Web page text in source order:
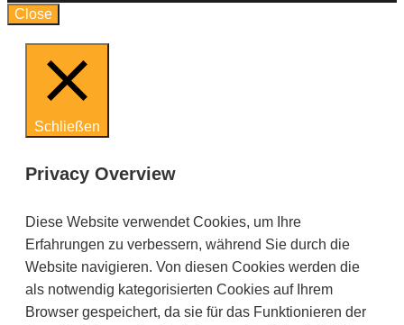
Close
Schließen
Privacy Overview
Diese Website verwendet Cookies, um Ihre
Erfahrungen zu verbessern, während Sie durch die
Website navigieren. Von diesen Cookies werden die
als notwendig kategorisierten Cookies auf Ihrem
Browser gespeichert, da sie für das Funktionieren der